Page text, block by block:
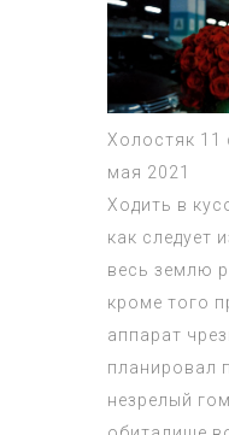
Холостяк 11
мая 2021
Ходить в
как следует
весь землю
кроме того
аппарат
планировал
незрелый